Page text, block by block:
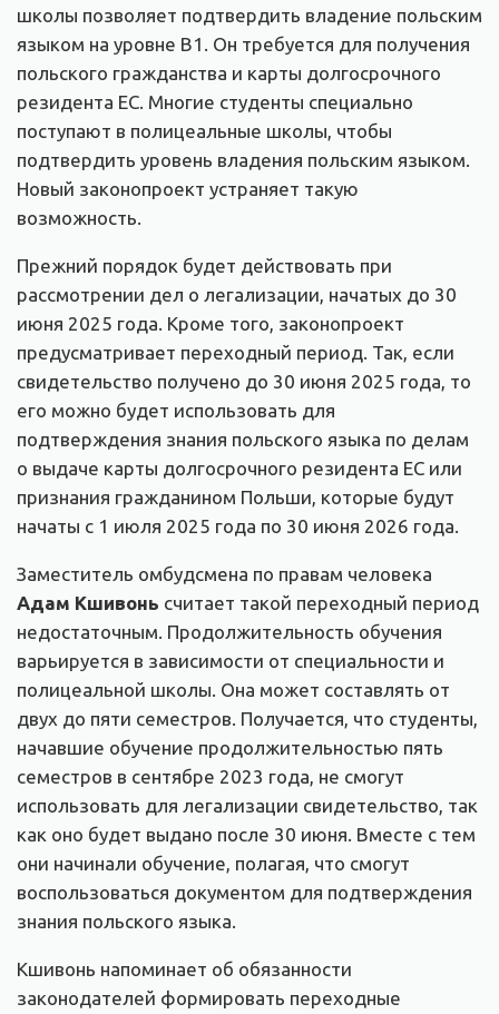
школы позволяет подтвердить владение польским
языком на уровне B1. Он требуется для получения
польского гражданства и карты долгосрочного
резидента ЕС. Многие студенты специально
поступают в полицеальные школы, чтобы
подтвердить уровень владения польским языком.
Новый законопроект устраняет такую
возможность.
Прежний порядок будет действовать при
рассмотрении дел о легализации, начатых до 30
июня 2025 года. Кроме того, законопроект
предусматривает переходный период. Так, если
свидетельство получено до 30 июня 2025 года, то
его можно будет использовать для
подтверждения знания польского языка по делам
о выдаче карты долгосрочного резидента ЕС или
признания гражданином Польши, которые будут
начаты с 1 июля 2025 года по 30 июня 2026 года.
Заместитель омбудсмена по правам человека
Адам Кшивонь считает такой переходный период
недостаточным. Продолжительность обучения
варьируется в зависимости от специальности и
полицеальной школы. Она может составлять от
двух до пяти семестров. Получается, что студенты,
начавшие обучение продолжительностью пять
семестров в сентябре 2023 года, не смогут
использовать для легализации свидетельство, так
как оно будет выдано после 30 июня. Вместе с тем
они начинали обучение, полагая, что смогут
воспользоваться документом для подтверждения
знания польского языка.
Кшивонь напоминает об обязанности
законодателей формировать переходные